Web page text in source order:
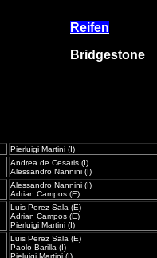
Reifen
Bridgestone
Pierluigi Martini (I)
Andrea de Cesaris (I)
Alessandro Nannini (I)
Alessandro Nannini (I)
Adrian Campos (E)
Luis Perez Sala (E)
Adrian Campos (E)
Pierluigi Martini (I)
Luis Perez Sala (E)
Paolo Barilla (I)